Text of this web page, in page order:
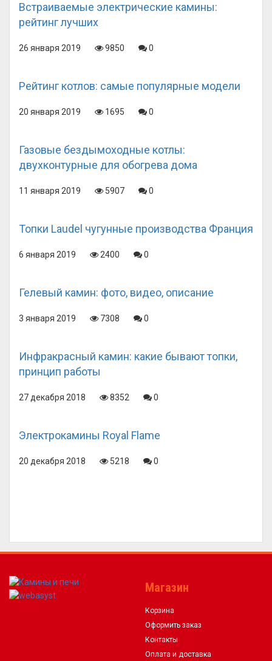
Встраиваемые электрические камины:
рейтинг лучших
26 января 2019 9850 0
Рейтинг котлов: самые популярные модели
20 января 2019 1695 0
Газовые бездымоходные котлы:
двухконтурные для обогрева дома
11 января 2019 5907 0
Топки Laudel чугунные производства Франция
6 января 2019 2400 0
Гелевый камин: фото, видео, описание
3 января 2019 7308 0
Инфракрасный камин: какие бывают топки,
принцип работы
27 декабря 2018 8352 0
Электрокамины Royal Flame
20 декабря 2018 5218 0
Магазин
Корзина
Оформить заказ
Контакты
Оплата и доставка